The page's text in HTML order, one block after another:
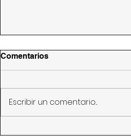
Comentarios
Escribir un comentario...